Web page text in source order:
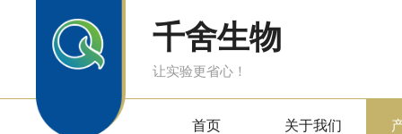
千舍生物
让实验更省心！
首页 关于我们